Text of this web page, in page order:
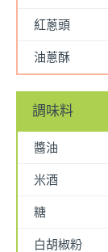
紅蔥頭
油蔥酥
調味料
醬油
米酒
糖
白胡椒粉